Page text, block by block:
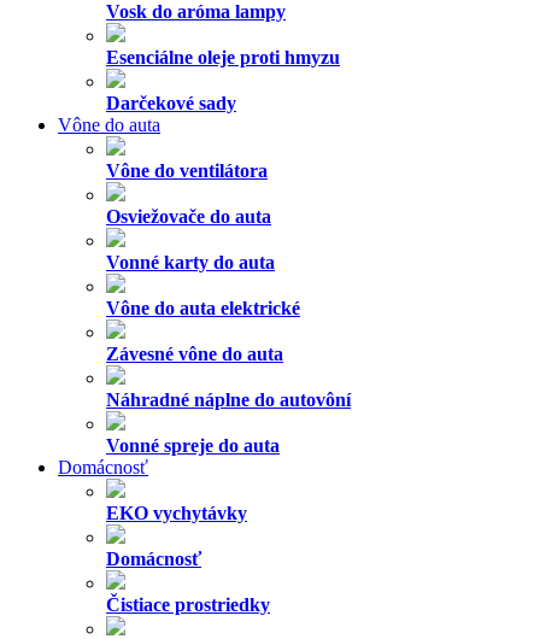
Vosk do aróma lampy
Esenciálne oleje proti hmyzu
Darčekové sady
Vône do auta
Vône do ventilátora
Osviežovače do auta
Vonné karty do auta
Vône do auta elektrické
Závesné vône do auta
Náhradné náplne do autovôní
Vonné spreje do auta
Domácnosť
EKO vychytávky
Domácnosť
Čistiace prostriedky